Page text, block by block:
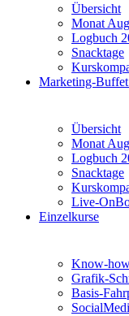
Übersicht
Monat
Logbuch
Snacktage
Marketing-
Übersicht
Monat
Logbuch
Snacktage
Live-
Einzelkurse
Know-
Grafik-
Basis-